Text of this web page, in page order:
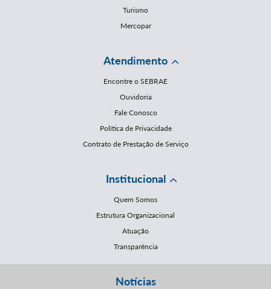
Turismo
Mercopar
Atendimento
Encontre o SEBRAE
Ouvidoria
Fale Conosco
Política de Privacidade
Contrato de Prestação de Serviço
Institucional
Quem Somos
Estrutura Organizacional
Atuação
Transparência
Notícias